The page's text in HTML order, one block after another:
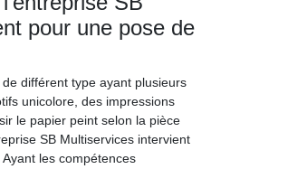
pour une pose de
différent type ayant plusieurs
unicolore, des impressions
le papier peint selon la pièce
SB Multiservices intervient
les compétences